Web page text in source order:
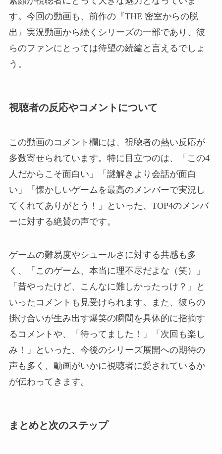
す。今回の動画も、前作の『THE 密室からの脱
出』実況動画から続くシリーズの一部であり、彼
らのファンにとっては待望の続編と言えるでしょ
う。
視聴者の反応やコメントについて
この動画のコメント欄には、視聴者の熱い反応が
多数寄せられています。特に目立つのは、「この4
人だからこそ面白い」「謎解きより会話が面白
い」「懐かしいゲームを最高のメンバーで実況し
てくれてありがとう！」といった、TOP4のメンバ
ーに対する絶賛の声です。
ゲームの難易度やシュールさに対する共感も多
く、「このゲーム、本当に理不尽だよな（笑）」
「昔やったけど、こんなに難しかったっけ？」と
いったコメントも見受けられます。また、彼らの
掛け合いが生み出す爆笑の瞬間を具体的に指摘す
るコメントや、「待ってました！」「次回も楽し
み！」といった、今後のシリーズ展開への期待の
声も多く、動画がいかに視聴者に愛されているか
が伝わってきます。
まとめと次のステップ